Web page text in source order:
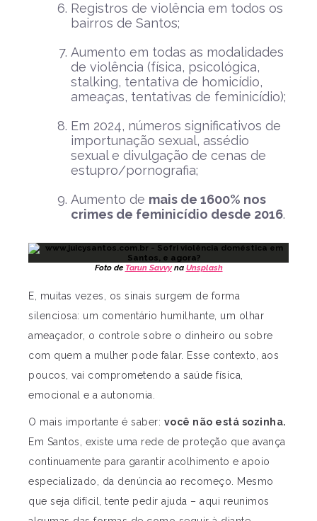
Registros de violência em todos os
bairros de Santos;
Aumento em todas as modalidades
de violência (física, psicológica,
stalking, tentativa de homicídio,
ameaças, tentativas de feminicídio);
Em 2024, números significativos de
importunação sexual, assédio
sexual e divulgação de cenas de
estupro/pornografia;
Aumento de mais de 1600% nos
crimes de feminicídio desde 2016.
Foto de Tarun Savvyna Unsplash
E, muitas vezes, os sinais surgem de forma
silenciosa: um comentário humilhante, um olhar
ameaçador, o controle sobre o dinheiro ou sobre
com quem a mulher pode falar. Esse contexto, aos
poucos, vai comprometendo a saúde física,
emocional e a autonomia.
O mais importante é saber: você não está sozinha.
Em Santos, existe uma rede de proteção que avança
continuamente para garantir acolhimento e apoio
especializado, da denúncia ao recomeço. Mesmo
que seja difícil, tente pedir ajuda – aqui reunimos